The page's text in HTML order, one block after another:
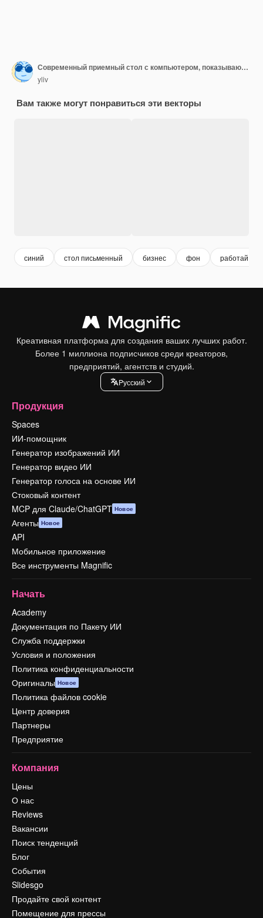
Современный приемный стол с компьютером, показывающим пустой экран в офисе
yliv
Вам также могут понравиться эти векторы
синий стол письменный бизнес фон работай
Креативная платформа для создания ваших лучших работ.
Более 1 миллиона подписчиков среди креаторов,
предприятий, агентств и студий.
Pусский
Продукция
Spaces
ИИ-помощник
Генератор изображений ИИ
Генератор видео ИИ
Генератор голоса на основе ИИ
Стоковый контент
MCP для Claude/ChatGPT Новое
Агенты Новое
API
Мобильное приложение
Все инструменты Magnific
Начать
Academy
Документация по Пакету ИИ
Служба поддержки
Условия и положения
Политика конфиденциальности
Оригиналы Новое
Политика файлов cookie
Центр доверия
Партнеры
Предприятие
Компания
Цены
О нас
Reviews
Вакансии
Поиск тенденций
Блог
События
Slidesgo
Продайте свой контент
Помещение для прессы